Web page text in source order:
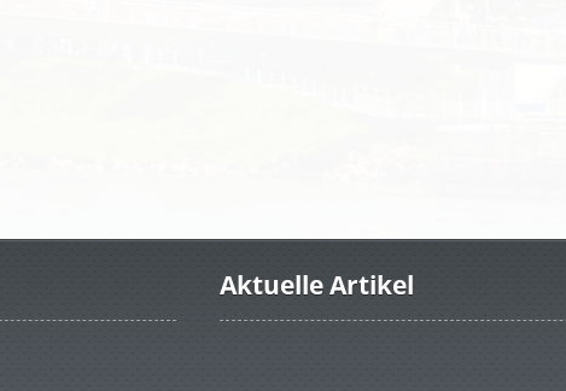
Aktuelle Artikel